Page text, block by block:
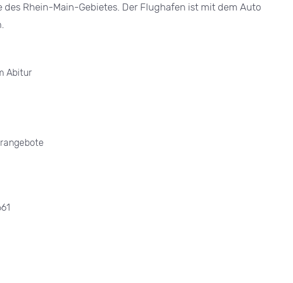
Rhein-Main-Gebietes. Der Flughafen ist mit dem Auto
Abitur